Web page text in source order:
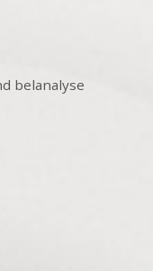
belanalyse